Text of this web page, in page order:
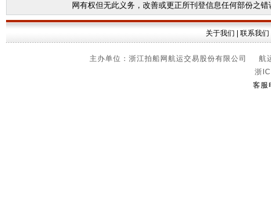
网有权但无此义务，改善或更正所刊登信息任何部份之错
关于我们 联系我们
主办单位：浙江拍船网航运交易股份有限公司
浙
客服